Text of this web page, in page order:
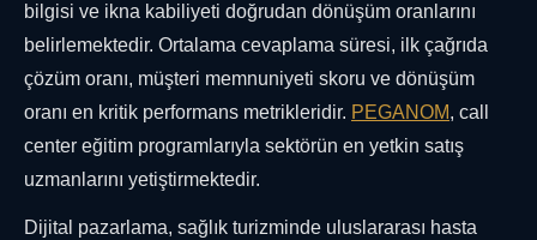
bilgisi ve ikna kabiliyeti doğrudan dönüşüm oranlarını
belirlemektedir. Ortalama cevaplama süresi, ilk çağrıda
çözüm oranı, müşteri memnuniyeti skoru ve dönüşüm
oranı en kritik performans metrikleridir. PEGANOM, call
center eğitim programlarıyla sektörün en yetkin satış
uzmanlarını yetiştirmektedir.
Dijital pazarlama, sağlık turizminde uluslararası hasta